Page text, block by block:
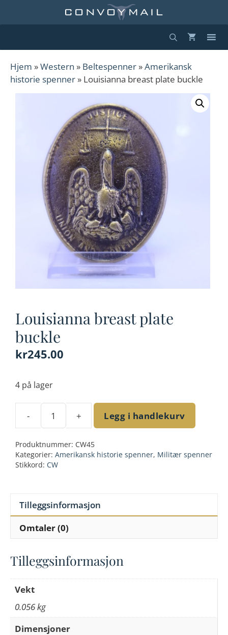
Hjem »Western » Beltespenner »Amerikansk
historie spenner » Louisianna breast plate buckle
Louisianna breast plate
buckle
kr245.00
4 på lager
-
Louisianna
plate
buckle
+ Legg i handlekurv
Produktnummer: CW45
Kategorier: Amerikansk historie spenner, Militær spenner
Stikkord: CW
Tilleggsinformasjon
Omtaler (0)
Tilleggsinformasjon
Vekt
0.056 kg
Dimensjoner